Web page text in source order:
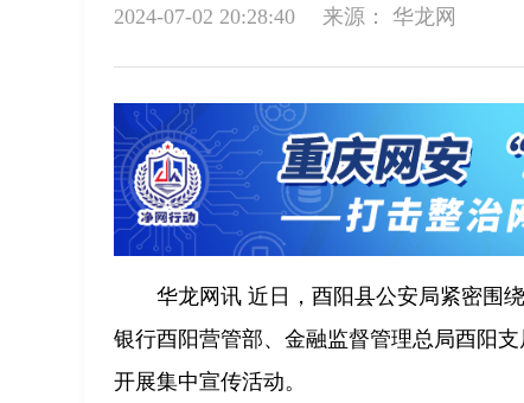
2024-07-02 20:28:40 来源： 华龙网
华龙网讯 近日，酉阳县公安局紧密围
银行酉阳营管部、金融监督管理总局酉阳
开展集中宣传活动。